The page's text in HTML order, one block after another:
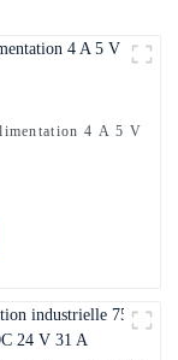
4 A 5 V